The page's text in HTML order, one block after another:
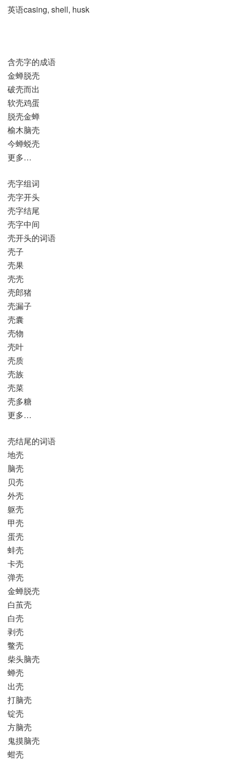
英语casing, shell, husk
含壳字的成语
金蝉脱壳
破壳而出
软壳鸡蛋
脱壳金蝉
榆木脑壳
今蝉蜕壳
更多…
壳字组词
壳字开头
壳字结尾
壳字中间
壳开头的词语
壳子
壳果
壳壳
壳郎猪
壳漏子
壳囊
壳物
壳叶
壳质
壳族
壳菜
壳多糖
更多…
壳结尾的词语
地壳
脑壳
贝壳
外壳
躯壳
甲壳
蛋壳
蚌壳
卡壳
弹壳
金蝉脱壳
白茧壳
白壳
剥壳
鳖壳
柴头脑壳
蝉壳
出壳
打脑壳
锭壳
方脑壳
鬼摸脑壳
蚶壳